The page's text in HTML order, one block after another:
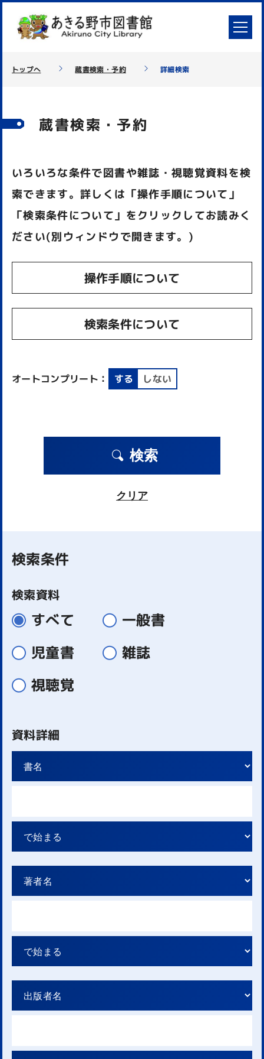
トップへ 蔵書検索・予約 詳細検索
蔵書検索・予約
いろいろな条件で図書や雑誌・視聴覚資料を検
索できます。詳しくは「操作手順について」
「検索条件について」をクリックしてお読みく
ださい(別ウィンドウで開きます。)
操作手順について
検索条件について
オートコンプリート： する しない
検索
クリア
検索条件
検索資料
すべて
一般書
児童書
雑誌
視聴覚
資料詳細